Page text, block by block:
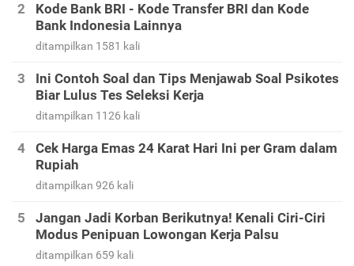
Kode Bank BRI - Kode Transfer BRI dan Kode
Bank Indonesia Lainnya
ditampilkan 1581 kali
Ini Contoh Soal dan Tips Menjawab Soal Psikotes
Biar Lulus Tes Seleksi Kerja
ditampilkan 1126 kali
Cek Harga Emas 24 Karat Hari Ini per Gram dalam
Rupiah
ditampilkan 926 kali
Jangan Jadi Korban Berikutnya! Kenali Ciri-Ciri
Modus Penipuan Lowongan Kerja Palsu
ditampilkan 659 kali